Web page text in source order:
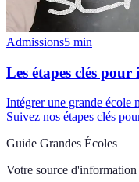
Admissions5 min
Les étapes clés
Intégrer une grande école
Suivez nos étapes clés
Guide Grandes Écoles
Votre source